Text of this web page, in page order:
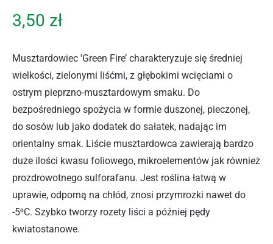
3,50 zł
Musztardowiec 'Green Fire’ charakteryzuje się średniej
wielkości, zielonymi liśćmi, z głębokimi wcięciami o
ostrym pieprzno-musztardowym smaku. Do
bezpośredniego spożycia w formie duszonej, pieczonej,
do sosów lub jako dodatek do sałatek, nadając im
orientalny smak. Liście musztardowca zawierają bardzo
duże ilości kwasu foliowego, mikroelementów jak również
prozdrowotnego sulforafanu. Jest roślina łatwą w
uprawie, odporną na chłód, znosi przymrozki nawet do
-5⁰C. Szybko tworzy rozety liści a później pędy
kwiatostanowe.